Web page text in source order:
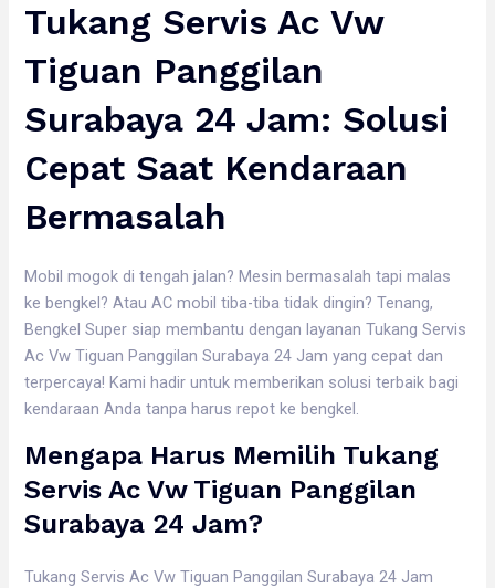
Tukang Servis Ac Vw
Tiguan Panggilan
Surabaya 24 Jam: Solusi
Cepat Saat Kendaraan
Bermasalah
Mobil mogok di tengah jalan? Mesin bermasalah tapi malas
ke bengkel? Atau AC mobil tiba-tiba tidak dingin? Tenang,
Bengkel Super siap membantu dengan layanan Tukang Servis
Ac Vw Tiguan Panggilan Surabaya 24 Jam yang cepat dan
terpercaya! Kami hadir untuk memberikan solusi terbaik bagi
kendaraan Anda tanpa harus repot ke bengkel.
Mengapa Harus Memilih Tukang
Servis Ac Vw Tiguan Panggilan
Surabaya 24 Jam?
Tukang Servis Ac Vw Tiguan Panggilan Surabaya 24 Jam